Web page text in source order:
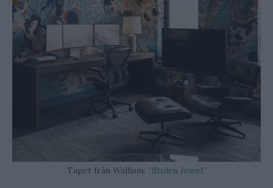
Tapet från Wallism: ”Stolen Jewel”